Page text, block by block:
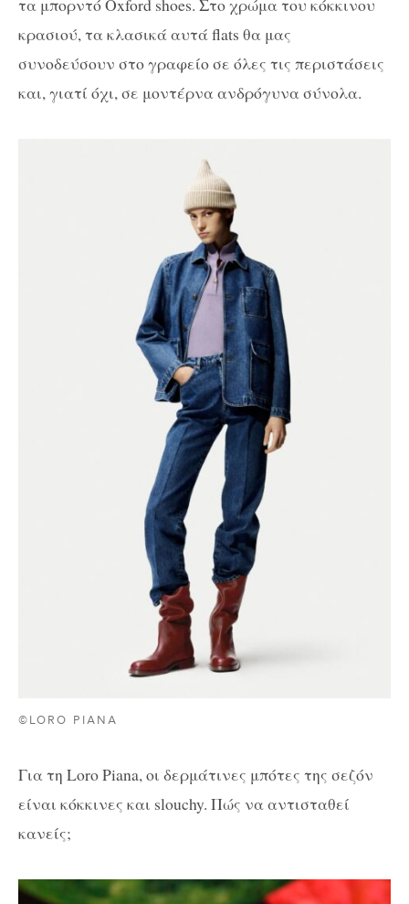
τα μπορντό Oxford shoes. Στο χρώμα του κόκκινου
κρασιού, τα κλασικά αυτά flats θα μας
συνοδεύσουν στο γραφείο σε όλες τις περιστάσεις
και, γιατί όχι, σε μοντέρνα ανδρόγυνα σύνολα.
©LORO PIANA
Για τη Loro Piana, οι δερμάτινες μπότες της σεζόν
είναι κόκκινες και slouchy. Πώς να αντισταθεί
κανείς;